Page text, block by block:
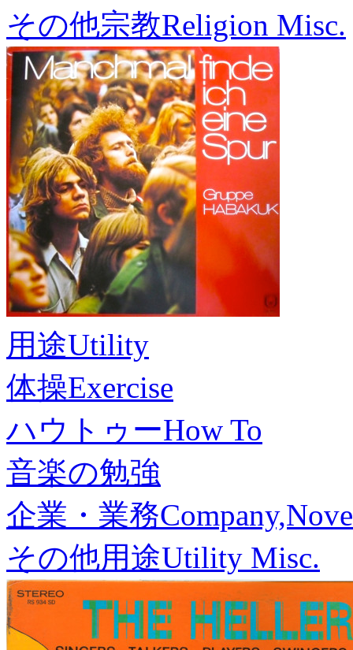
その他宗教Religion Misc.
用途Utility
体操Exercise
ハウトゥーHow To
音楽の勉強
企業・業務
その他用途Utility Misc.